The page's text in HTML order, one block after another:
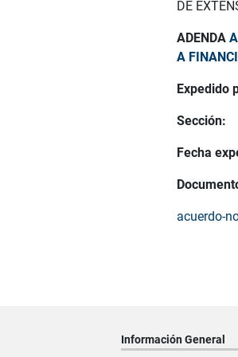
DE
ADENDA
A
Expedido
Sección:
Fecha
acuerdo-
Información General